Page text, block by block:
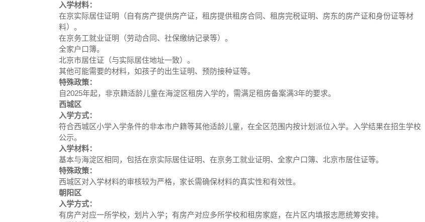
入学材料：
在京实际居住证明（自有房产提供房产证，租房提供租房合同、租房完税证明、房东的房产证和身份证等材
料）。
在京务工就业证明（劳动合同、社保缴纳记录等）。
全家户口簿。
北京市居住证（与实际居住地址一致）。
其他可能需要的材料，如孩子的出生证明、预防接种证等。
特殊政策：
自2025年起，非京籍适龄儿童在海淀区租房入学的，需满足租房备案满3年的要求。
西城区
入学方式：
符合西城区小学入学条件的非本市户籍等其他适龄儿童，在全区范围内按计划派位入学。入学结果在招生学校
公示。
入学材料：
基本与海淀区相同，包括在京实际居住证明、在京务工就业证明、全家户口簿、北京市居住证等。
特殊政策：
西城区对入学材料的审核较为严格，家长需确保材料的真实性和有效性。
朝阳区
入学方式：
有房产对应一所学校，划片入学；有房产对应多所学校和租房家庭，在片区内填报志愿统筹安排。